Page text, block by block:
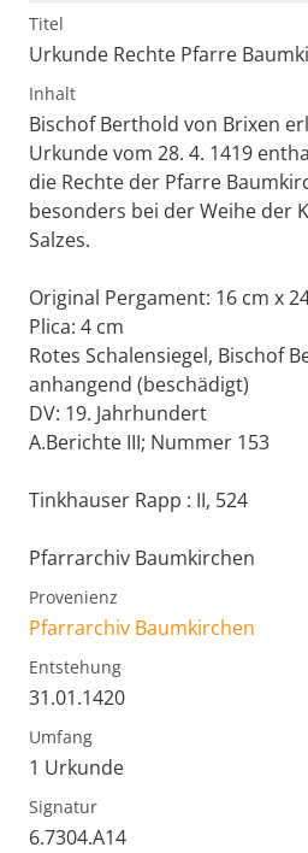
Titel
Urkunde Rechte Pfarre
Inhalt
Bischof Berthold von Brixen
Urkunde vom 28. 4. 1419
die Rechte der Pfarre
besonders bei der Weihe der
Salzes.
Original Pergament: 16 cm x
Plica: 4 cm
Rotes Schalensiegel, Bischof
anhangend (beschädigt)
DV: 19. Jahrhundert
A.Berichte III; Nummer 153
Tinkhauser Rapp : II, 524
Pfarrarchiv Baumkirchen
Provenienz
Pfarrarchiv Baumkirchen
Entstehung
31.01.1420
Umfang
1 Urkunde
Signatur
6.7304.A14